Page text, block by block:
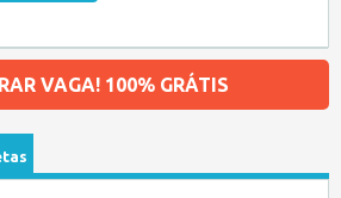
VAGA! 100% GRÁTIS